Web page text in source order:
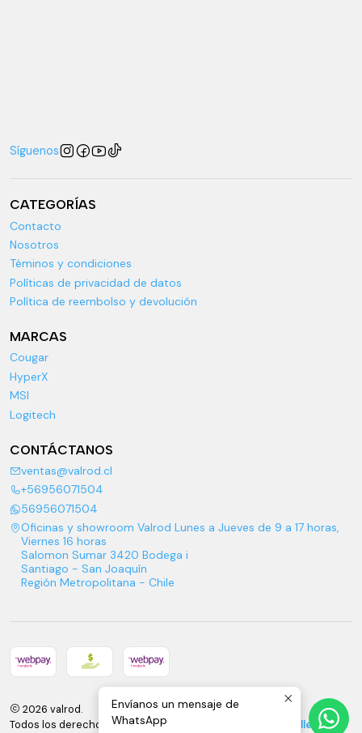
Síguenos
CATEGORÍAS
Contacto
Nosotros
Téminos y condiciones
Políticas de privacidad de datos
Política de reembolso y devolución
MARCAS
Cougar
HyperX
MSI
Logitech
CONTÁCTANOS
ventas@valrod.cl
+56956071504
56956071504
Oficinas y showroom Valrod Lunes a Jueves de 9 a 17 horas,
Viernes 16 horas
Salomon Sumar 3420 Bodega i
Santiago - San Joaquín
Región Metropolitana - Chile
2026 valrod.
Todos los derechos reservados.
Desarrollado por Jumpseller
Envíanos un mensaje de
WhatsApp